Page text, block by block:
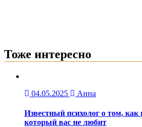
Тоже интересно
04.05.2025 Анна
Известный психолог о том, как
который вас не любит